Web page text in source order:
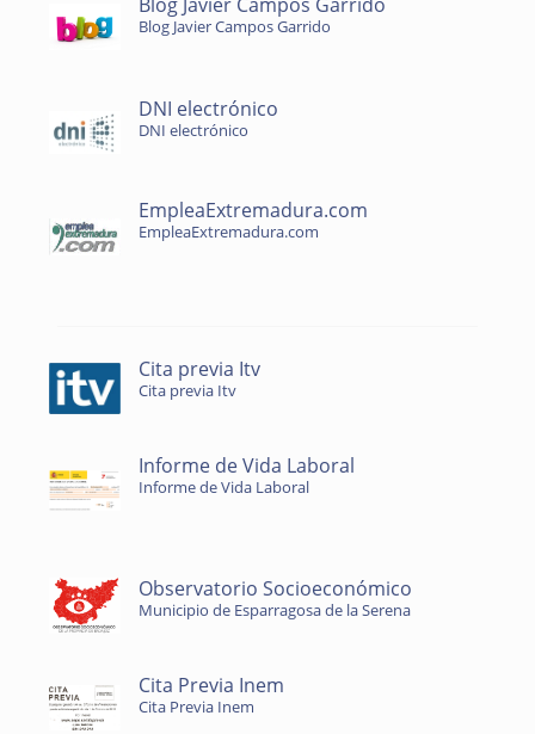
Blog Javier Campos Garrido
DNI electrónico
DNI electrónico
EmpleaExtremadura.com
EmpleaExtremadura.com
Cita previa Itv
Cita previa Itv
Informe de Vida Laboral
Informe de Vida Laboral
Observatorio Socioeconómico
Municipio de Esparragosa de la Serena
Cita Previa Inem
Cita Previa Inem